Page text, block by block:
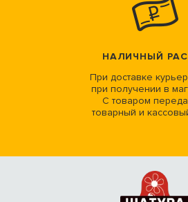
НАЛИЧНЫЙ
При доставке
при получении в
С товаром
товарный и